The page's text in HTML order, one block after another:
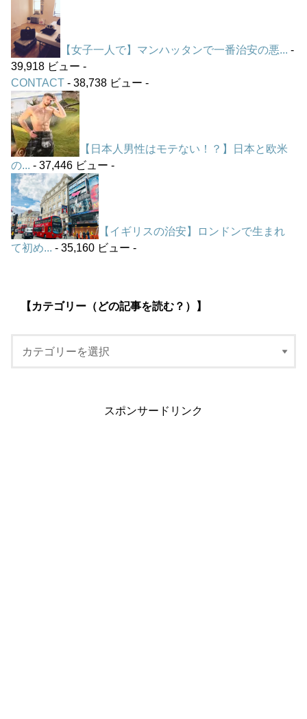
【女子一人で】マンハッタンで一番治安の悪...
-
39,918 ビュー -
CONTACT - 38,738 ビュー -
【日本人男性はモテない！？】日本と欧米
の...
- 37,446 ビュー -
【イギリスの治安】ロンドンで生まれ
て初め...
- 35,160 ビュー -
【カテゴリー（どの記事を読む？）】
スポンサードリンク